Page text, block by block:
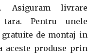
Asiguram livrare
Pentru unele
de montaj in
aceste produse prin